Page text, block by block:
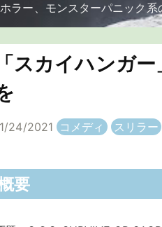
ラー、モンスターパニック
「スカイハンガ
24/2021 コメディ スリラー
要